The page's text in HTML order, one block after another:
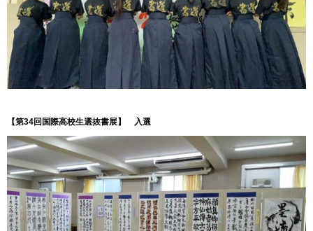
【第34回国際高校生選抜書展】 入選